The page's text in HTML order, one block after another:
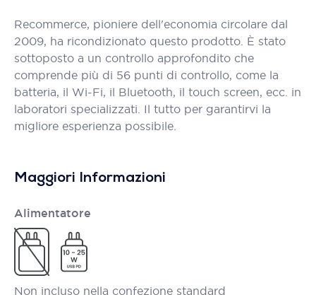
Recommerce, pioniere dell'economia circolare dal
2009, ha ricondizionato questo prodotto. È stato
sottoposto a un controllo approfondito che
comprende più di 56 punti di controllo, come la
batteria, il Wi-Fi, il Bluetooth, il touch screen, ecc. in
laboratori specializzati. Il tutto per garantirvi la
migliore esperienza possibile.
Maggiori Informazioni
Alimentatore
Non incluso nella confezione standard